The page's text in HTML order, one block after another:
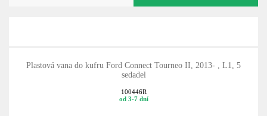
Plastová vana do kufru Ford Connect Tourneo II, 2013- , L1, 5
sedadel
100446R
od 3-7 dní